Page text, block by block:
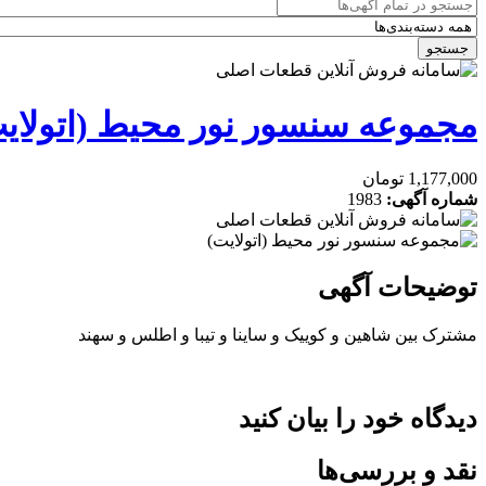
جستجو
مجموعه سنسور نور محیط
1,177,000 تومان
شماره آگهی: 1983
توضیحات آگهی
مشترک بین شاهین و کوییک و ساینا و تیبا و اطلس و سهند
دیدگاه خود را بیان کنید
نقد و بررسی‌ها